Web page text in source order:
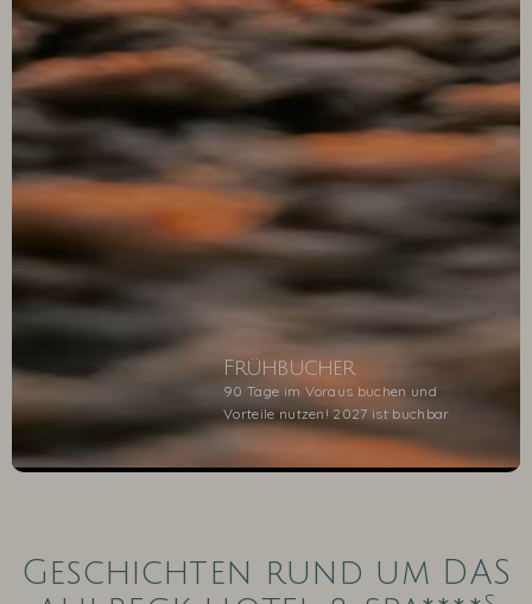
Frühbucher
90 Tage im Voraus buchen und
Vorteile nutzen! 2027 ist buchbar
Geschichten rund um DAS